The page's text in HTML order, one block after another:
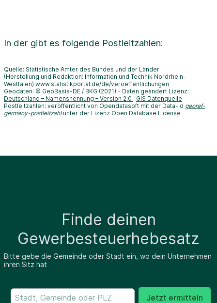
In der gibt es folgende Postleitzahlen:
Quelle: Statistische Ämter des Bundes und der Länder
(Herstellung und Redaktion: Information und Technik Nordrhein-
Westfalen) www.statistikportal.de/de/veroeffentlichungen
Geodaten: © GeoBasis-DE / BKG (2021) - Daten geändert Lizenz:
Deutschland – Namensnennung – Version 2.0
GIS Datenquelle
Postleitzahlen: veröffentlicht von Opendatasoft mit der Data-Id georef-
germany-postleitzahl unter der Lizenz Open Database License
Finde deinen
Gewerbesteuerhebesatz
Bitte gebe die Gemeinde oder Stadt ein, wo dein Unternehmen
ihren Sitz hat
Jetzt ermitteln